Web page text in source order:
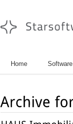
Home Software